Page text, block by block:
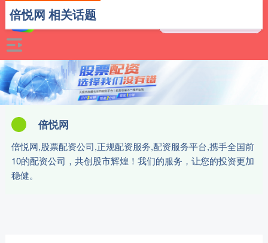
倍悦网
倍悦网,股票配资公司,正规配资服务,配资服务平台,携手全国前
10的配资公司，共创股市辉煌！我们的服务，让您的投资更加
稳健。
倍悦网 相关话题